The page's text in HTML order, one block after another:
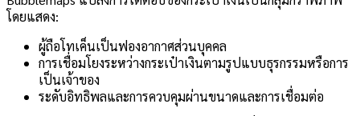
โดยแสดง:
ผู้ถือโทเค็นเป็นฟองอากาศส่วนบุคคล
การเชื่อมโยงระหว่างกระเป๋าเงินตามรูปแบบธุรกรรมหรือการ
เป็นเจ้าของ
ระดับอิทธิพลและการควบคุมผ่านขนาดและการเชื่อมต่อ